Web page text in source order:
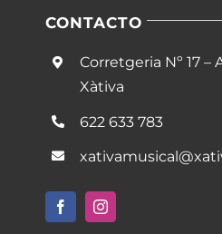
CONTACTO
Corretgeria Nº 17 –
Xàtiva
622 633 783